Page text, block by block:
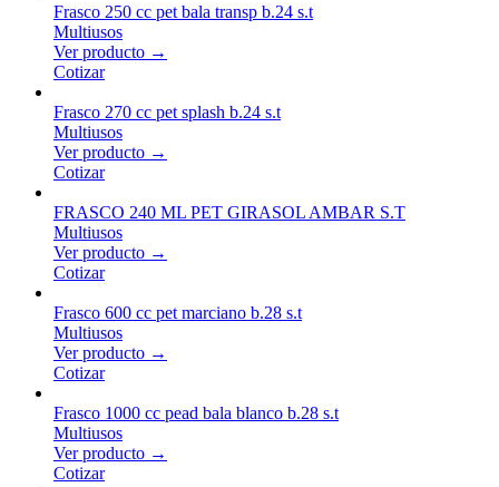
Frasco 250 cc pet bala transp b.24 s.t
Multiusos
Ver producto →
Cotizar
Frasco 270 cc pet splash b.24 s.t
Multiusos
Ver producto →
Cotizar
FRASCO 240 ML PET GIRASOL AMBAR S.T
Multiusos
Ver producto →
Cotizar
Frasco 600 cc pet marciano b.28 s.t
Multiusos
Ver producto →
Cotizar
Frasco 1000 cc pead bala blanco b.28 s.t
Multiusos
Ver producto →
Cotizar